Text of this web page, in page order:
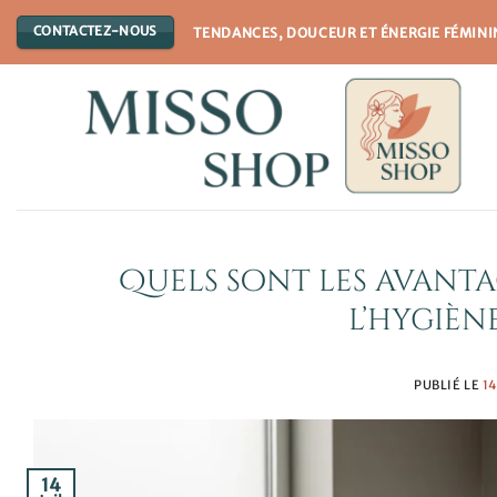
Passer
au
contenu
CONTACTEZ-NOUS TENDANCES, DOUCEUR ET ÉNERGIE
Quels sont les
PUBLIÉ LE
14